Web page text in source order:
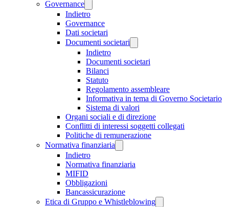
Governance
Indietro
Governance
Dati societari
Documenti societari
Indietro
Documenti societari
Bilanci
Statuto
Regolamento assembleare
Informativa in tema di Governo Societario
Sistema di valori
Organi sociali e di direzione
Conflitti di interessi soggetti collegati
Politiche di remunerazione
Normativa finanziaria
Indietro
Normativa finanziaria
MIFID
Obbligazioni
Bancassicurazione
Etica di Gruppo e Whistleblowing